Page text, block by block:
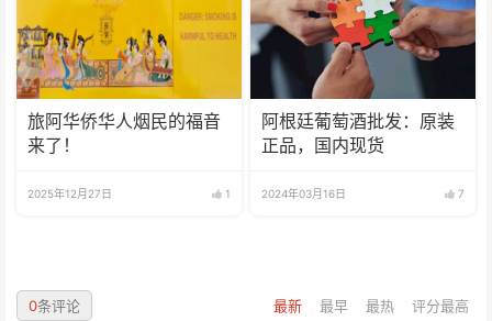
旅阿华侨华人烟民的福音
来了！
2025年12月27日 1
阿根廷葡萄酒批发：原装
正品，国内现货
2024年03月16日 7
最新 最早 最热 评分最高
0条评论